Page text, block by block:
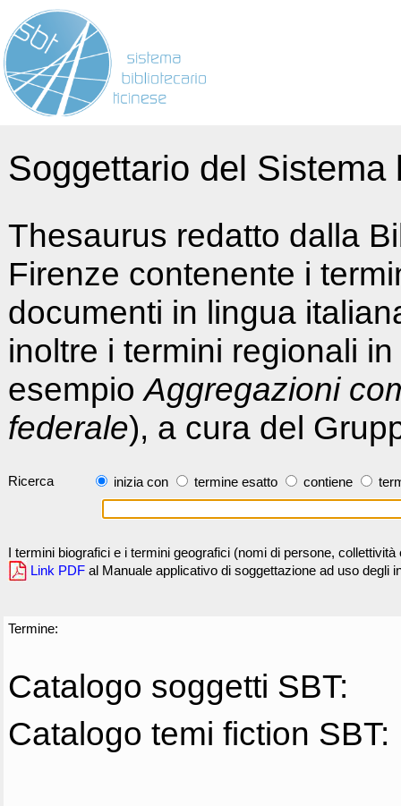
Soggettario del
Thesaurus redatto dalla
Firenze contenente i
documenti in lingua
inoltre i termini regionali
esempioAggregazioni
federale), a cura del
Ricerca inizia con termine esatto contiene
I termini biografici e i termini geografici (nomi di persone,
Link PDF al Manuale applicativo di soggettazione ad uso degli
Termine:
Catalogo soggetti SBT:
Catalogo temi fiction SBT: